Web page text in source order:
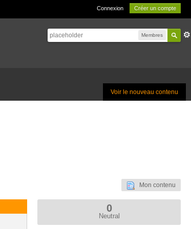
Connexion Créer un compte
Membres
Voir le nouveau contenu
Mon contenu
0
Neutral